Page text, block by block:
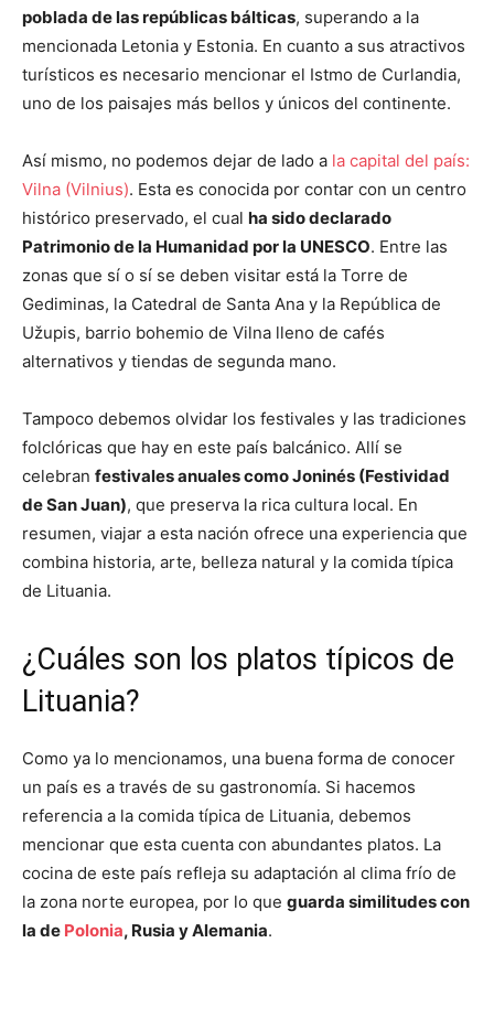
poblada de las repúblicas bálticas, superando a la
mencionada Letonia y Estonia. En cuanto a sus atractivos
turísticos es necesario mencionar el Istmo de Curlandia,
uno de los paisajes más bellos y únicos del continente.
Así mismo, no podemos dejar de lado a la capital del país:
Vilna (Vilnius). Esta es conocida por contar con un centro
histórico preservado, el cual ha sido declarado
Patrimonio de la Humanidad por la UNESCO. Entre las
zonas que sí o sí se deben visitar está la Torre de
Gediminas, la Catedral de Santa Ana y la República de
Užupis, barrio bohemio de Vilna lleno de cafés
alternativos y tiendas de segunda mano.
Tampoco debemos olvidar los festivales y las tradiciones
folclóricas que hay en este país balcánico. Allí se
celebran festivales anuales como Joninés (Festividad
de San Juan), que preserva la rica cultura local. En
resumen, viajar a esta nación ofrece una experiencia que
combina historia, arte, belleza natural y la comida típica
de Lituania.
¿Cuáles son los platos típicos de
Lituania?
Como ya lo mencionamos, una buena forma de conocer
un país es a través de su gastronomía. Si hacemos
referencia a la comida típica de Lituania, debemos
mencionar que esta cuenta con abundantes platos. La
cocina de este país refleja su adaptación al clima frío de
la zona norte europea, por lo que guarda similitudes con
la de Polonia, Rusia y Alemania.